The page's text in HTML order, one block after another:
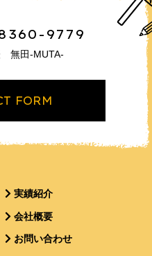
9779
無田-MUTA-
FORM
実績紹介
会社概要
お問い合わせ